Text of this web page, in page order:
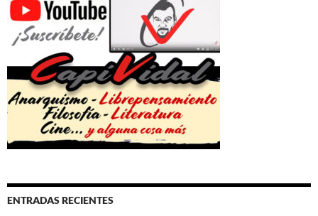
ENTRADAS RECIENTES